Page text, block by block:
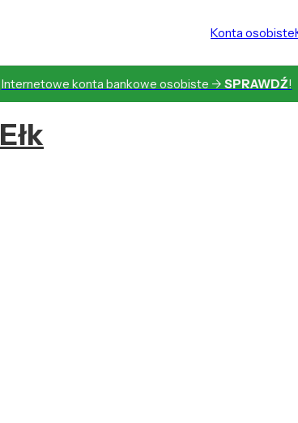
Konta osobiste
Internetowe konta bankowe osobiste -> SPRAWDŹ!
Ełk